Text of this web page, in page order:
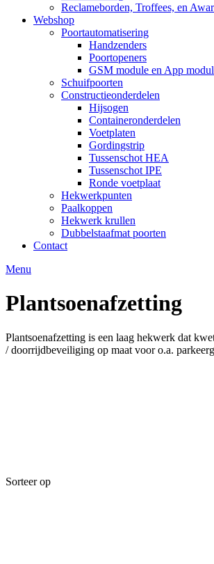
Reclameborden, Troffees, en
Webshop
Poortautomatisering
Handzenders
Poortopeners
GSM module en App
Schuifpoorten
Constructieonderdelen
Hijsogen
Containeronderdelen
Voetplaten
Gordingstrip
Tussenschot HEA
Tussenschot IPE
Ronde voetplaat
Hekwerkpunten
Paalkoppen
Hekwerk krullen
Dubbelstaafmat poorten
Contact
Menu
Plantsoenafzetting
Plantsoenafzetting is een laag hekwerk dat
/ doorrijdbeveiliging op maat voor o.a.
Sorteer op